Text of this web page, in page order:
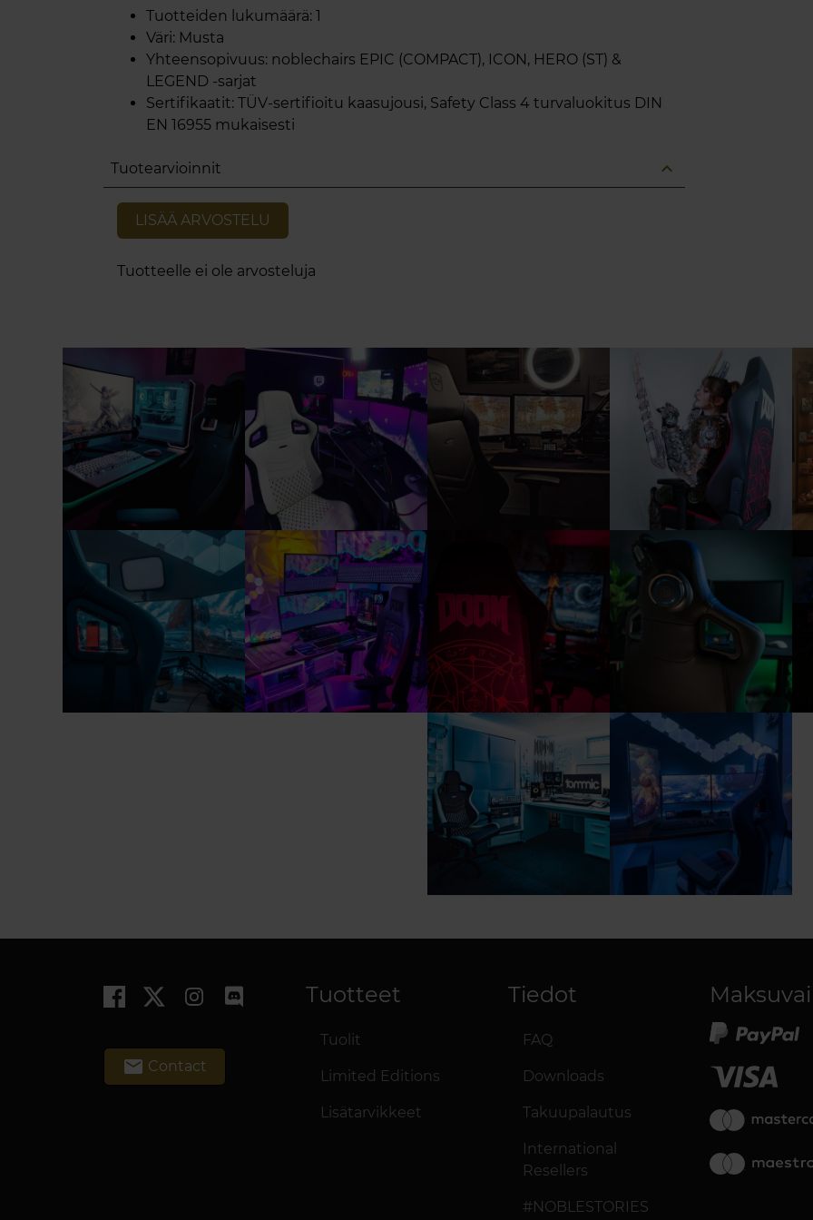
Tuotteiden lukumäärä: 1
Väri: Musta
Yhteensopivuus: noblechairs EPIC (COMPACT), ICON, HERO (ST) &
LEGEND -sarjat
Sertifikaatit: TÜV-sertifioitu kaasujousi, Safety Class 4 turvaluokitus DIN
EN 16955 mukaisesti
Tuotearvioinnit expand_less
LISÄÄ ARVOSTELU
Tuotteelle ei ole arvosteluja
email Contact
Tuotteet
Tuolit
Limited Editions
Lisätarvikkeet
Tiedot
FAQ
Downloads
Takuupalautus
International
Resellers
#NOBLESTORIES